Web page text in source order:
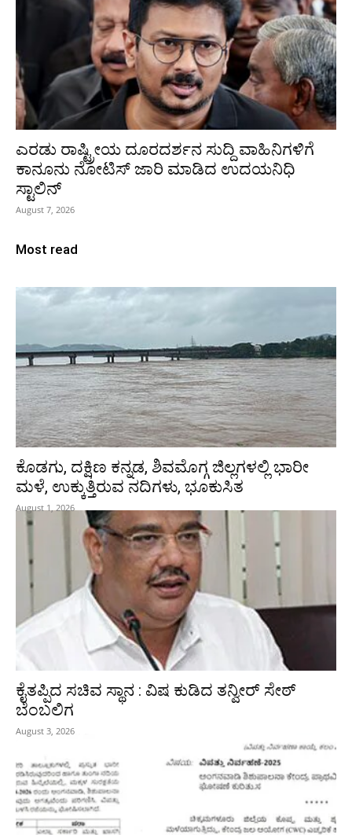
ಎರಡು ರಾಷ್ಟ್ರೀಯ ದೂರದರ್ಶನ ಸುದ್ದಿ ವಾಹಿನಿಗಳಿಗೆ
ಕಾನೂನು ನೋಟಿಸ್ ಜಾರಿ ಮಾಡಿದ ಉದಯನಿಧಿ
ಸ್ಟಾಲಿನ್
August 7, 2026
Most read
ಕೊಡಗು, ದಕ್ಷಿಣ ಕನ್ನಡ, ಶಿವಮೊಗ್ಗ ಜಿಲ್ಲಗಳಲ್ಲಿ ಭಾರೀ
ಮಳೆ, ಉಕ್ಕುತ್ತಿರುವ ನದಿಗಳು, ಭೂಕುಸಿತ
August 1, 2026
ಕೈತಪ್ಪಿದ ಸಚಿವ ಸ್ಥಾನ : ವಿಷ ಕುಡಿದ ತನ್ವೀರ್‌ ಸೇಠ್‌
ಬೆಂಬಲಿಗ
August 3, 2026